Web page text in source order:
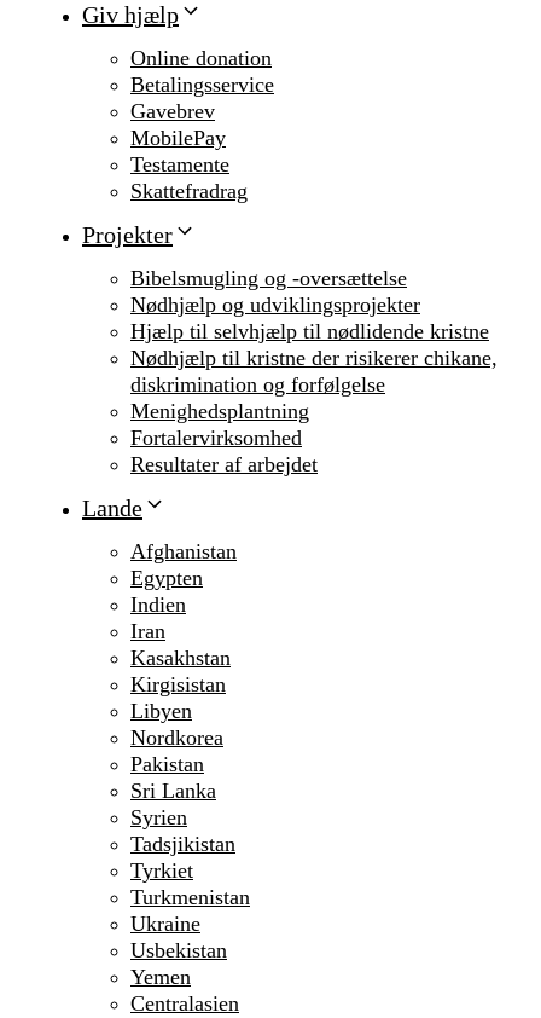
Giv hjælp
Online donation
Betalingsservice
Gavebrev
MobilePay
Testamente
Skattefradrag
Projekter
Bibelsmugling og -oversættelse
Nødhjælp og udviklingsprojekter
Hjælp til selvhjælp til nødlidende kristne
Nødhjælp til kristne der risikerer chikane,
diskrimination og forfølgelse
Menighedsplantning
Fortalervirksomhed
Resultater af arbejdet
Lande
Afghanistan
Egypten
Indien
Iran
Kasakhstan
Kirgisistan
Libyen
Nordkorea
Pakistan
Sri Lanka
Syrien
Tadsjikistan
Tyrkiet
Turkmenistan
Ukraine
Usbekistan
Yemen
Centralasien